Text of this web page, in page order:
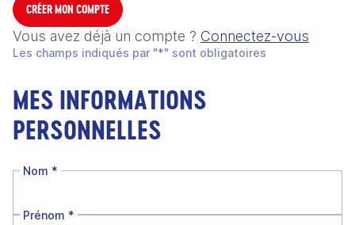
CRÉER MON COMPTE
Vous avez déjà un compte ? Connectez-vous
Les champs indiqués par "*" sont obligatoires
MES INFORMATIONS
PERSONNELLES
Nom *
Prénom *